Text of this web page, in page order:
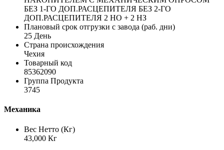
БЕЗ 1-ГО ДОП.РАСЦЕПИТЕЛЯ БЕЗ 2-ГО
ДОП.РАСЦЕПИТЕЛЯ 2 НО + 2 НЗ
Плановый срок отгрузки с завода (раб. дни)
25 День
Страна происхождения
Чехия
Товарный код
85362090
Группа Продукта
3745
Механика
Вес Нетто (Кг)
43,000 Кг